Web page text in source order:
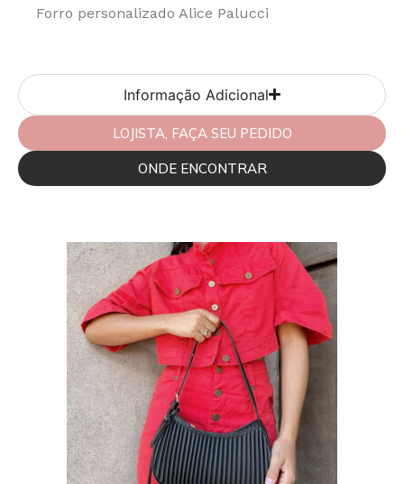
Forro personalizado Alice Palucci
Informação Adicional
LOJISTA, FAÇA SEU PEDIDO
ONDE ENCONTRAR